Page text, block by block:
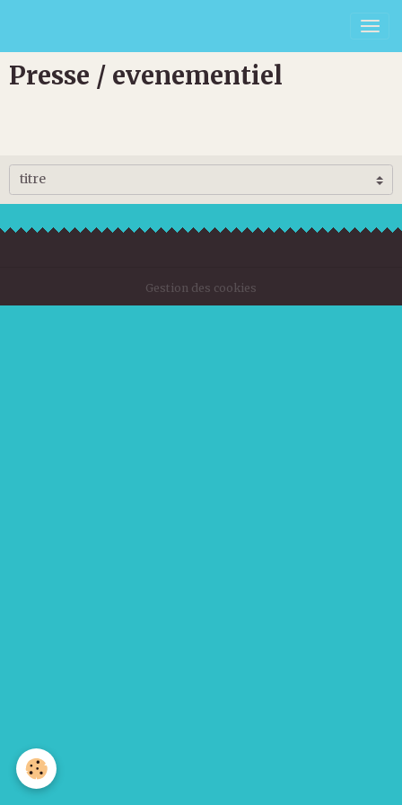
Presse / evenementiel
Gestion des cookies